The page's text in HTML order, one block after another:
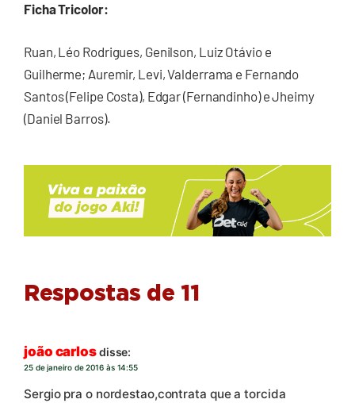
Ficha Tricolor:
Ruan, Léo Rodrigues, Genilson, Luiz Otávio e
Guilherme; Auremir, Levi, Valderrama e Fernando
Santos (Felipe Costa), Edgar (Fernandinho) e Jheimy
(Daniel Barros).
Respostas de 11
joão carlosdisse:
25 de janeiro de 2016 às 14:55
Sergio pra o nordestao,contrata que a torcida